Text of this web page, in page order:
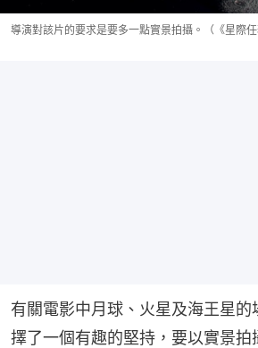
導演對該片的要求是要多一點實景拍攝。（《星際任
有關電影中月球、火星及海王星的
擇了一個有趣的堅持，要以實景拍